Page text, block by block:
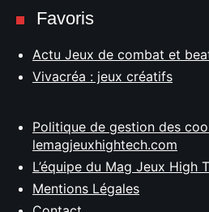
Favoris
Actu Jeux de combat et
Vivacréa : jeux créatifs
Politique de gestion des
lemagjeuxhightech.com
L’équipe du Mag Jeux High
Mentions Légales